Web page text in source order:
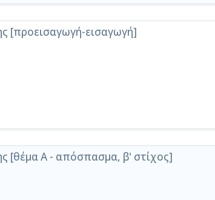
[προεισαγωγή-εισαγωγή]
[θέμα Α - απόσπασμα, β' στίχος]